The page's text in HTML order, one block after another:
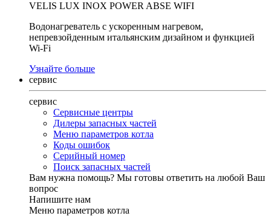
VELIS LUX INOX POWER ABSE WIFI
Водонагреватель с ускоренным нагревом,
непревзойденным итальянским дизайном и функцией
Wi-Fi
Узнайте больше
сервис
сервис
Сервисные центры
Дилеры запасных частей
Меню параметров котла
Коды ошибок
Серийный номер
Поиск запасных частей
Вам нужна помощь? Мы готовы ответить на любой Ваш
вопрос
Напишите нам
Меню параметров котла